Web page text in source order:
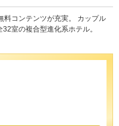
料コンテンツが充実。 カップル
室の複合型進化系ホテル。